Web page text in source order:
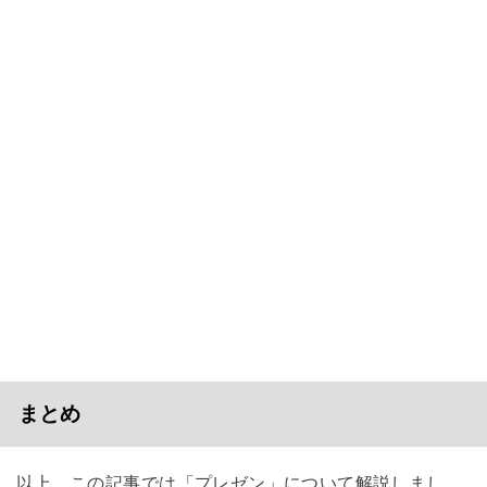
まとめ
以上、この記事では「プレゼン」について解説しまし